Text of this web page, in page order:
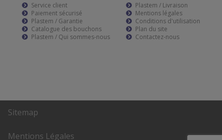
Service client
Paiement sécurisé
Plastem / Garantie
Catalogue des bouchons
Plastem / Qui sommes-nous
Plastem / Livraison
Mentions légales
Conditions d'utilisation
Plan du site
Contactez-nous
Sitemap
Mentions Légales